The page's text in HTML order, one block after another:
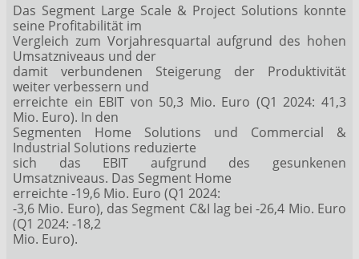
Das Segment Large Scale & Project Solutions konnte
seine Profitabilität im
Vergleich zum Vorjahresquartal aufgrund des hohen
Umsatzniveaus und der
damit verbundenen Steigerung der Produktivität
weiter verbessern und
erreichte ein EBIT von 50,3 Mio. Euro (Q1 2024: 41,3
Mio. Euro). In den
Segmenten Home Solutions und Commercial &
Industrial Solutions reduzierte
sich das EBIT aufgrund des gesunkenen
Umsatzniveaus. Das Segment Home
erreichte -19,6 Mio. Euro (Q1 2024:
-3,6 Mio. Euro), das Segment C&I lag bei -26,4 Mio. Euro
(Q1 2024: -18,2
Mio. Euro).